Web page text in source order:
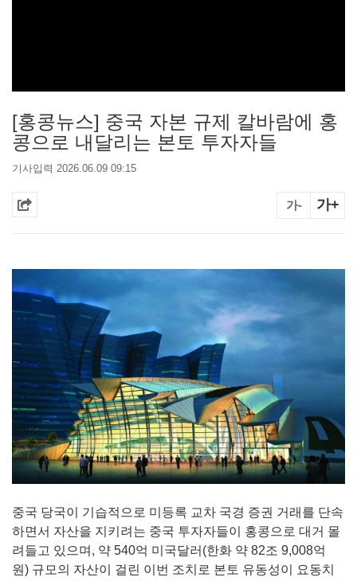
[홍콩뉴스] 중국 자본 규제 칼바람에 홍
콩으로 내달리는 본토 투자자들
기사입력 2026.06.09 09:15
가- 가+
중국 당국이 기습적으로 미등록 교차 국경 증권 거래를 단속
하면서 자산을 지키려는 중국 투자자들이 홍콩으로 대거 몰
려들고 있으며, 약 540억 미국달러(한화 약 82조 9,008억
원) 규모의 자산이 걸린 이번 조치로 본토 유동성이 요동치